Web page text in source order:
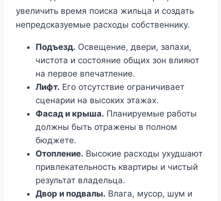
увеличить время поиска жильца и создать
непредсказуемые расходы собственнику.
Подъезд. Освещение, двери, запахи,
чистота и состояние общих зон влияют
на первое впечатление.
Лифт. Его отсутствие ограничивает
сценарии на высоких этажах.
Фасад и крыша. Планируемые работы
должны быть отражены в полном
бюджете.
Отопление. Высокие расходы ухудшают
привлекательность квартиры и чистый
результат владельца.
Двор и подвалы. Влага, мусор, шум и